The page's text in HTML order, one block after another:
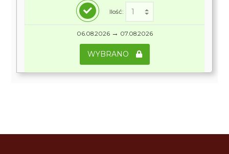
Ilość:
06.08.2026 → 07.08.2026
WYBRANO